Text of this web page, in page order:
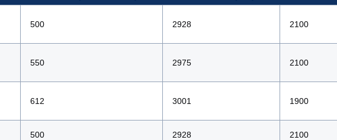
500 2928 2100
550 2975 2100
612 3001 1900
500 2928 2100